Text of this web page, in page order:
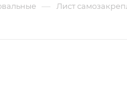
— Лист